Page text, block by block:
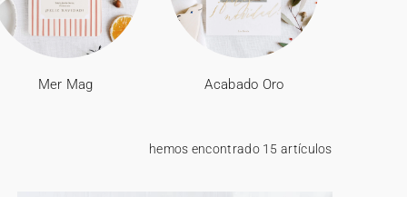
Mer Mag Acabado Oro
hemos encontrado 15 artículos